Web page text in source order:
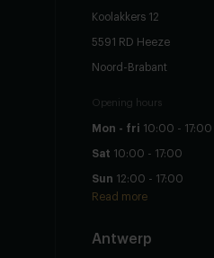
Koolakkers 12
5591 RD Heeze
Noord-Brabant
Opening hours
Mon - fri 10:00 - 17:00
Sat 10:00 - 17:00
Sun 12:00 - 17:00
Read more
Antwerp